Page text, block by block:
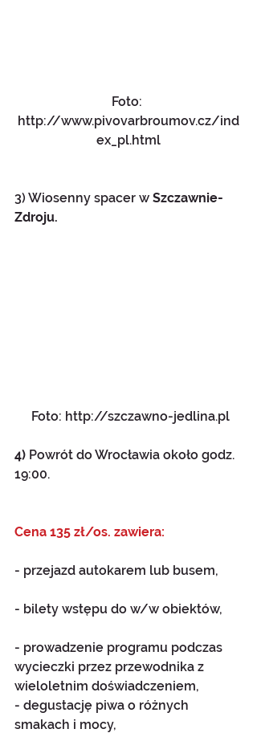
Foto:
http://www.pivovarbroumov.cz/ind
ex_pl.html
3) Wiosenny spacer w Szczawnie-
Zdroju.
Foto: http://szczawno-jedlina.pl
4) Powrót do Wrocławia około godz.
19:00.
Cena 135 zł/os. zawiera:
- przejazd autokarem lub busem,
- bilety wstępu do w/w obiektów,
- prowadzenie programu podczas
wycieczki przez przewodnika z
wieloletnim doświadczeniem,
- degustację piwa o różnych
smakach i mocy,